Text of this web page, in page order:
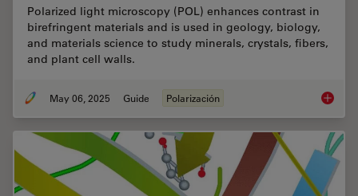
Polarized light microscopy (POL) enhances contrast in
birefringent materials and is used in geology, biology,
and materials science to study minerals, crystals, fibers,
and plant cell walls.
May 06, 2025 Guide Polarización A